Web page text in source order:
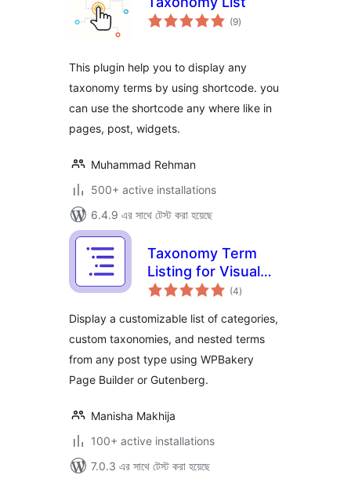
(9total
ratings
)
This plugin help you to display any
taxonomy terms by using shortcode. you
can use the shortcode any where like in
pages, post, widgets.
Muhammad Rehman
500+ active installations
6.4.9 এর সাথে টেস্ট করা হয়েছে
Taxonomy Term
Listing for Visual
Composer
(4total
ratings
)
Display a customizable list of categories,
custom taxonomies, and nested terms
from any post type using WPBakery
Page Builder or Gutenberg.
Manisha Makhija
100+ active installations
7.0.3 এর সাথে টেস্ট করা হয়েছে